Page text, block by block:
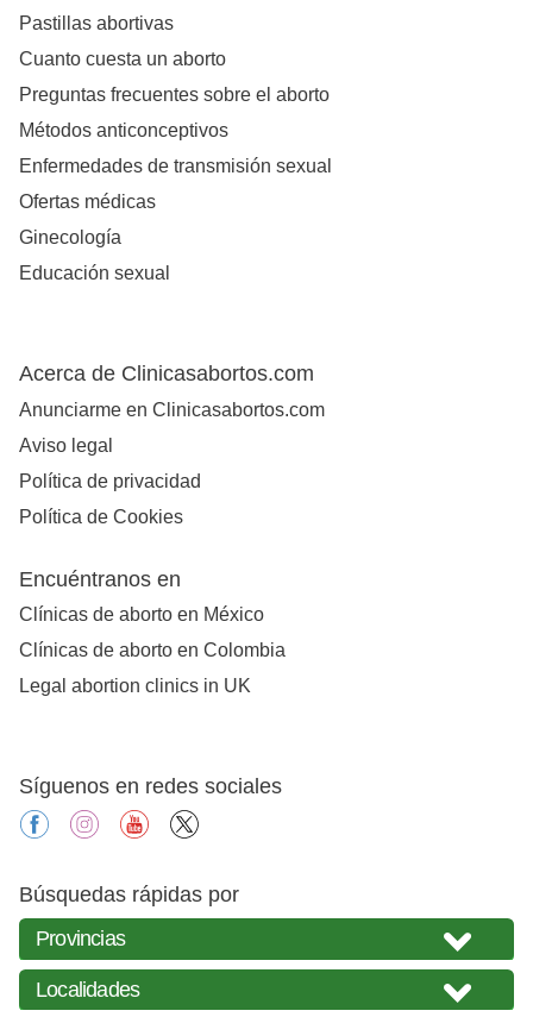
Pastillas abortivas
Cuanto cuesta un aborto
Preguntas frecuentes sobre el aborto
Métodos anticonceptivos
Enfermedades de transmisión sexual
Ofertas médicas
Ginecología
Educación sexual
Acerca de Clinicasabortos.com
Anunciarme en Clinicasabortos.com
Aviso legal
Política de privacidad
Política de Cookies
Encuéntranos en
Clínicas de aborto en México
Clínicas de aborto en Colombia
Legal abortion clinics in UK
Síguenos en redes sociales
facebookinstagramyoutube
Búsquedas rápidas por